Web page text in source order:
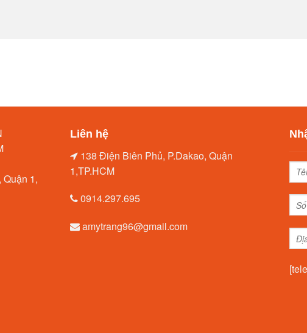
1,
Liên hệ
138 Điện Biên Phủ, P.Dakao, Quận
1,TP.HCM
0914.297.695
amytrang96@gmail.com